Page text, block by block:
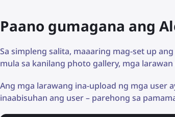
Paano gumagana ang
Sa simpleng salita, maaaring mag-set up
mula sa kanilang photo gallery, mga
Ang mga larawang ina-upload ng mga user
inaabisuhan ang user – parehong sa